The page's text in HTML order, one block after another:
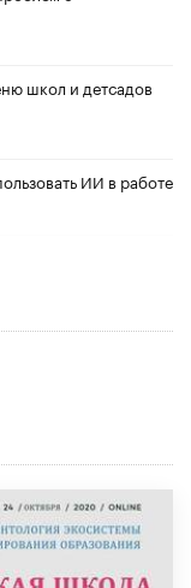
школ и детсадов
ИИ в работе